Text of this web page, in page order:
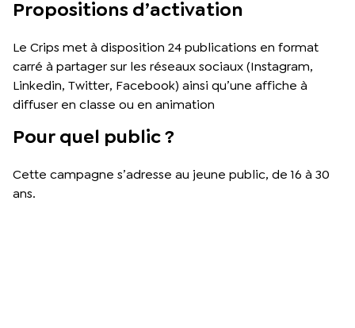
Propositions d’activation
Le Crips met à disposition 24 publications en format
carré à partager sur les réseaux sociaux (Instagram,
Linkedin, Twitter, Facebook) ainsi qu’une affiche à
diffuser en classe ou en animation
Pour quel public ?
Cette campagne s’adresse au jeune public, de 16 à 30
ans.